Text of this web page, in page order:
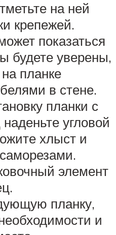
на ней
крепежей.
показаться
будете уверены,
планке
в стене.
планки с
угловой
хлыст и
элемент
планку,
и